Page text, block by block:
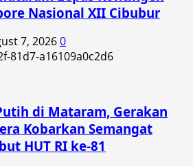
Nasional XII Cibubur
7, 20260
di Mataram, Gerakan
Kobarkan Semangat
HUT RI ke-81